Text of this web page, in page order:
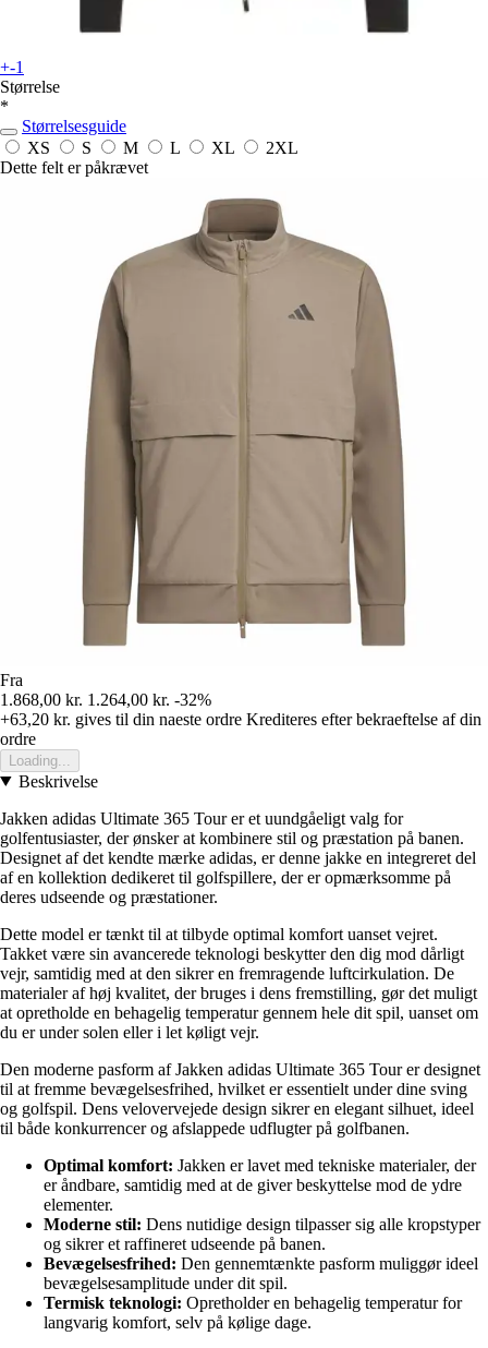
+-1
Størrelse
*
Størrelsesguide
XS
S M L XL
2XL
Dette felt er påkrævet
Fra
1.868,00 kr. 1.264,00 kr. -32%
+63,20 kr. gives til din naeste ordre Krediteres efter bekraeftelse af din
ordre
Loading...
Beskrivelse
Jakken adidas Ultimate 365 Tour er et uundgåeligt valg for
golfentusiaster, der ønsker at kombinere stil og præstation på banen.
Designet af det kendte mærke adidas, er denne jakke en integreret del
af en kollektion dedikeret til golfspillere, der er opmærksomme på
deres udseende og præstationer.
Dette model er tænkt til at tilbyde optimal komfort uanset vejret.
Takket være sin avancerede teknologi beskytter den dig mod dårligt
vejr, samtidig med at den sikrer en fremragende luftcirkulation. De
materialer af høj kvalitet, der bruges i dens fremstilling, gør det muligt
at opretholde en behagelig temperatur gennem hele dit spil, uanset om
du er under solen eller i let køligt vejr.
Den moderne pasform af Jakken adidas Ultimate 365 Tour er designet
til at fremme bevægelsesfrihed, hvilket er essentielt under dine sving
og golfspil. Dens velovervejede design sikrer en elegant silhuet, ideel
til både konkurrencer og afslappede udflugter på golfbanen.
Optimal komfort: Jakken er lavet med tekniske materialer, der
er åndbare, samtidig med at de giver beskyttelse mod de ydre
elementer.
Moderne stil: Dens nutidige design tilpasser sig alle kropstyper
og sikrer et raffineret udseende på banen.
Bevægelsesfrihed: Den gennemtænkte pasform muliggør ideel
bevægelsesamplitude under dit spil.
Termisk teknologi: Opretholder en behagelig temperatur for
langvarig komfort, selv på kølige dage.